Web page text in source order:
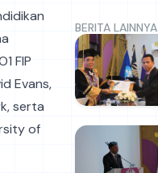
FIP
Evans,
serta
of
BERITA LAINNYA